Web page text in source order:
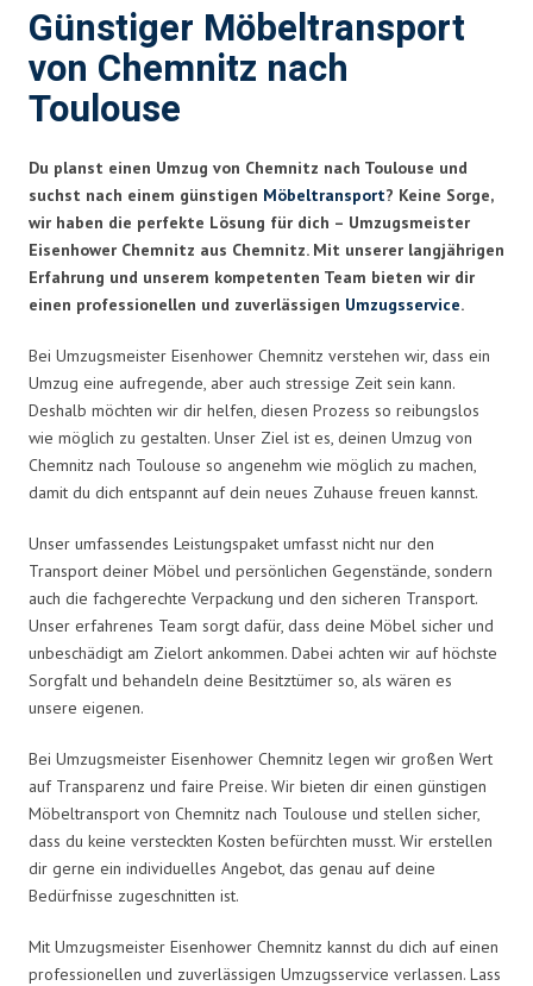
Günstiger Möbeltransport
von Chemnitz nach
Toulouse
Du planst einen Umzug von Chemnitz nach Toulouse und
suchst nach einem günstigen Möbeltransport? Keine Sorge,
wir haben die perfekte Lösung für dich – Umzugsmeister
Eisenhower Chemnitz aus Chemnitz. Mit unserer langjährigen
Erfahrung und unserem kompetenten Team bieten wir dir
einen professionellen und zuverlässigen Umzugsservice.
Bei Umzugsmeister Eisenhower Chemnitz verstehen wir, dass ein
Umzug eine aufregende, aber auch stressige Zeit sein kann.
Deshalb möchten wir dir helfen, diesen Prozess so reibungslos
wie möglich zu gestalten. Unser Ziel ist es, deinen Umzug von
Chemnitz nach Toulouse so angenehm wie möglich zu machen,
damit du dich entspannt auf dein neues Zuhause freuen kannst.
Unser umfassendes Leistungspaket umfasst nicht nur den
Transport deiner Möbel und persönlichen Gegenstände, sondern
auch die fachgerechte Verpackung und den sicheren Transport.
Unser erfahrenes Team sorgt dafür, dass deine Möbel sicher und
unbeschädigt am Zielort ankommen. Dabei achten wir auf höchste
Sorgfalt und behandeln deine Besitztümer so, als wären es
unsere eigenen.
Bei Umzugsmeister Eisenhower Chemnitz legen wir großen Wert
auf Transparenz und faire Preise. Wir bieten dir einen günstigen
Möbeltransport von Chemnitz nach Toulouse und stellen sicher,
dass du keine versteckten Kosten befürchten musst. Wir erstellen
dir gerne ein individuelles Angebot, das genau auf deine
Bedürfnisse zugeschnitten ist.
Mit Umzugsmeister Eisenhower Chemnitz kannst du dich auf einen
professionellen und zuverlässigen Umzugsservice verlassen. Lass